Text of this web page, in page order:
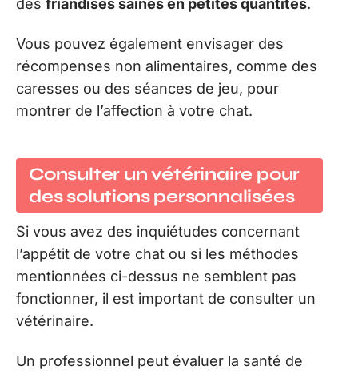
des friandises saines en petites quantités.
Vous pouvez également envisager des
récompenses non alimentaires, comme des
caresses ou des séances de jeu, pour
montrer de l’affection à votre chat.
Consulter un vétérinaire pour
des solutions personnalisées
Si vous avez des inquiétudes concernant
l’appétit de votre chat ou si les méthodes
mentionnées ci-dessus ne semblent pas
fonctionner, il est important de consulter un
vétérinaire.
Un professionnel peut évaluer la santé de